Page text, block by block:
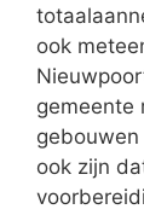
ook
gemeente
ook zijn